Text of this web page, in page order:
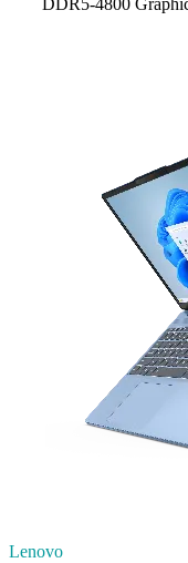
DDR5-4800
Lenovo